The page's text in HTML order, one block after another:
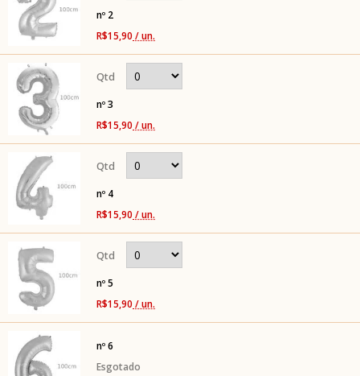
nº 2
R$15,90 / un.
nº 3
R$15,90 / un.
nº 4
R$15,90 / un.
nº 5
R$15,90 / un.
nº 6